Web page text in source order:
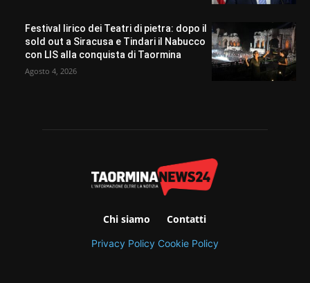
Festival lirico dei Teatri di pietra: dopo il
sold out a Siracusa e Tindari il Nabucco
con LIS alla conquista di Taormina
Agosto 4, 2026
Chi siamo Contatti
Privacy Policy Cookie Policy